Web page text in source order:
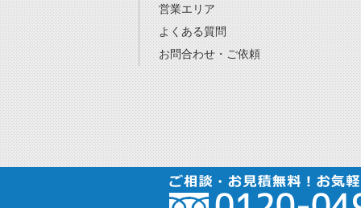
営業エリア
よくある質問
お問合わせ・ご依頼